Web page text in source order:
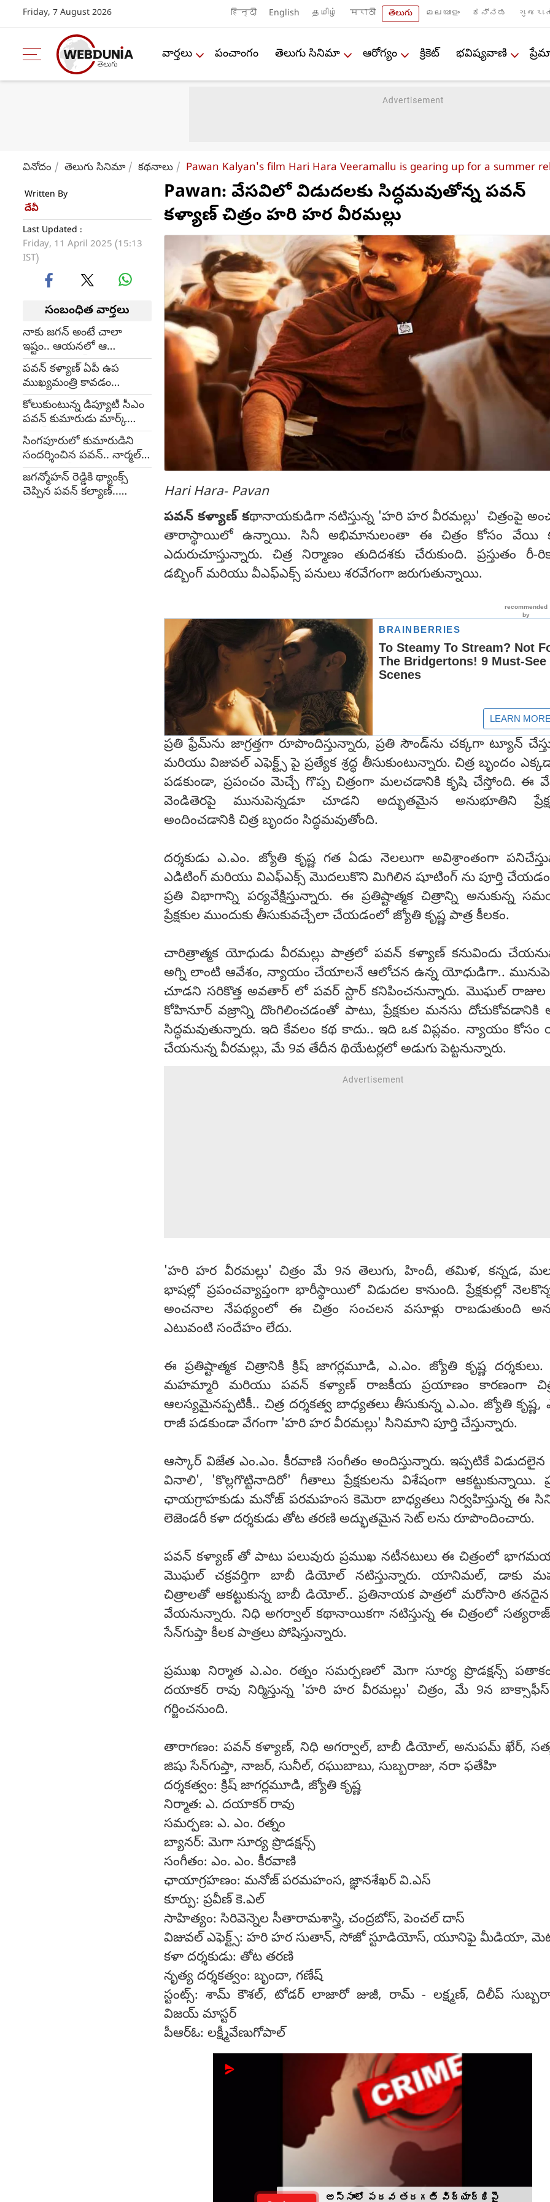
Friday, 7 August 2026 हिन्दी English தமிழ் मराठी తెలుగు മലയാളം ಕನ್ನಡ
వార్తలు పంచాంగం తెలుగు సినిమా ఆరోగ్యం క్రికెట్ భవిష్యవాణి
వినోదం తెలుగు సినిమా కథనాలు Pawan Kalyan's film Hari Hara Veeramallu is gearing up for a summer
Written By
దేవీ
Last Updated :
Friday, 11 April 2025 (15:13
IST)
సంబంధిత వార్తలు
నాకు జగన్ అంటే చాలా
ఇష్టం.. ఆయనలో ఆ
లక్షణాలున్నాయ్: కల్వకుంట్ల
కవిత
పవన్ కళ్యాణ్ ఏపీ ఉప
ముఖ్యమంత్రి కావడం
దురదృష్టకరం: కల్వకుంట్ల
కవిత (video)
కోలుకుంటున్న డిప్యూటీ సీఎం
పవన్ కుమారుడు మార్క్
శంకర్ (photo)
సింగపూరులో కుమారుడిని
సందర్శించిన పవన్.. నార్మల్
వార్డుకు షిఫ్ట్
జగన్మోహన్ రెడ్డికి థ్యాంక్స్
చెప్పిన పవన్ కల్యాణ్..
Pawan: వేసవిలో విడుదలకు సిద్ధమవుతోన్న పవన్
కళ్యాణ్ చిత్రం హరి హర వీరమల్లు
Hari Hara- Pavan
పవన్ కళ్యాణ్ కథానాయకుడిగా నటిస్తున్న 'హరి హర వీరమల్లు' చిత్రంపై
తారాస్థాయిలో ఉన్నాయి. సినీ అభిమానులంతా ఈ చిత్రం కోసం వేయి
ఎదురుచూస్తున్నారు. చిత్ర నిర్మాణం తుదిదశకు చేరుకుంది. ప్రస్తుతం రీ-
డబ్బింగ్ మరియు వీఎఫ్ఎక్స్ పనులు శరవేగంగా జరుగుతున్నాయి.
ప్రతి ఫ్రేమ్‌ను జాగ్రత్తగా రూపొందిస్తున్నారు, ప్రతి సౌండ్‌ను చక్కగా ట్యూన్
మరియు విజువల్ ఎఫెక్ట్స్ పై ప్రత్యేక శ్రద్ధ తీసుకుంటున్నారు. చిత్ర బృందం
పడకుండా, ప్రపంచం మెచ్చే గొప్ప చిత్రంగా మలచడానికి కృషి చేస్తోంది. ఈ
వెండితెరపై మునుపెన్నడూ చూడని అద్భుతమైన అనుభూతిని
అందించడానికి చిత్ర బృందం సిద్ధమవుతోంది.
దర్శకుడు ఎ.ఎం. జ్యోతి కృష్ణ గత ఏడు నెలలుగా అవిశ్రాంతంగా
ఎడిటింగ్ మరియు విఎఫ్ఎక్స్ మొదలుకొని మిగిలిన షూటింగ్ ను పూర్తి చేయడం
ప్రతి విభాగాన్ని పర్యవేక్షిస్తున్నారు. ఈ ప్రతిష్టాత్మక చిత్రాన్ని అనుకున్న
ప్రేక్షకుల ముందుకు తీసుకువచ్చేలా చేయడంలో జ్యోతి కృష్ణ పాత్ర కీలకం.
చారిత్రాత్మక యోధుడు వీరమల్లు పాత్రలో పవన్ కళ్యాణ్ కనువిందు
అగ్ని లాంటి ఆవేశం, న్యాయం చేయాలనే ఆలోచన ఉన్న యోధుడిగా..
చూడని సరికొత్త అవతార్ లో పవర్ స్టార్ కనిపించనున్నారు. మొఘల్ రాజుల
కోహినూర్ వజ్రాన్ని దొంగిలించడంతో పాటు, ప్రేక్షకుల మనసు
సిద్ధమవుతున్నారు. ఇది కేవలం కథ కాదు.. ఇది ఒక విప్లవం. న్యాయం కోసం
చేయనున్న వీరమల్లు, మే 9వ తేదీన థియేటర్లలో అడుగు పెట్టనున్నారు.
'హరి హర వీరమల్లు' చిత్రం మే 9న తెలుగు, హిందీ, తమిళ, కన్నడ,
భాషల్లో ప్రపంచవ్యాప్తంగా భారీస్థాయిలో విడుదల కానుంది. ప్రేక్షకుల్లో
అంచనాల నేపథ్యంలో ఈ చిత్రం సంచలన వసూళ్లు రాబడుతుంది
ఎటువంటి సందేహం లేదు.
ఈ ప్రతిష్టాత్మక చిత్రానికి క్రిష్ జాగర్లమూడి, ఎ.ఎం. జ్యోతి కృష్ణ
మహమ్మారి మరియు పవన్ కళ్యాణ్ రాజకీయ ప్రయాణం కారణంగా
ఆలస్యమైనప్పటికీ.. చిత్ర దర్శకత్వ బాధ్యతలు తీసుకున్న ఎ.ఎం. జ్యోతి కృష్ణ,
రాజీ పడకుండా వేగంగా 'హరి హర వీరమల్లు' సినిమాని పూర్తి చేస్తున్నారు.
ఆస్కార్ విజేత ఎం.ఎం. కీరవాణి సంగీతం అందిస్తున్నారు. ఇప్పటికే
వినాలి', 'కొల్లగొట్టినాదిరో' గీతాలు ప్రేక్షకులను విశేషంగా ఆకట్టుకున్నాయి.
ఛాయగ్రాహకుడు మనోజ్ పరమహంస కెమెరా బాధ్యతలు నిర్వహిస్తున్న ఈ
లెజెండరీ కళా దర్శకుడు తోట తరణి అద్భుతమైన సెట్ లను రూపొందించారు.
పవన్ కళ్యాణ్ తో పాటు పలువురు ప్రముఖ నటీనటులు ఈ చిత్రంలో
మొఘల్ చక్రవర్తిగా బాబీ డియోల్ నటిస్తున్నారు. యానిమల్, డాకు
చిత్రాలతో ఆకట్టుకున్న బాబీ డియోల్.. ప్రతినాయక పాత్రలో మరోసారి తనదైన
వేయనున్నారు. నిధి అగర్వాల్ కథానాయికగా నటిస్తున్న ఈ చిత్రంలో
సేన్‌గుప్తా కీలక పాత్రలు పోషిస్తున్నారు.
ప్రముఖ నిర్మాత ఎ.ఎం. రత్నం సమర్పణలో మెగా సూర్య ప్రొడక్షన్స్
దయాకర్ రావు నిర్మిస్తున్న 'హరి హర వీరమల్లు' చిత్రం, మే 9న బాక్సాఫీస్
గర్జించనుంది.
తారాగణం: పవన్ కళ్యాణ్, నిధి అగర్వాల్, బాబీ డియోల్, అనుపమ్ ఖేర్,
జిషు సేన్‌గుప్తా, నాజర్, సునీల్, రఘుబాబు, సుబ్బరాజు, నరా ఫతేహి
దర్శకత్వం: క్రిష్ జాగర్లమూడి, జ్యోతి కృష్ణ
నిర్మాత: ఎ. దయాకర్ రావు
సమర్పణ: ఎ. ఎం. రత్నం
బ్యానర్: మెగా సూర్య ప్రొడక్షన్స్
సంగీతం: ఎం. ఎం. కీరవాణి
ఛాయాగ్రహణం: మనోజ్ పరమహంస, జ్ఞానశేఖర్ వి.ఎస్
కూర్పు: ప్రవీణ్ కె.ఎల్
సాహిత్యం: సిరివెన్నెల సీతారామశాస్త్రి, చంద్రబోస్, పెంచల్ దాస్
విజువల్ ఎఫెక్ట్స్: హరి హర సుతాన్, సోజో స్టూడియోస్, యూనిఫై మీడియా,
కళా దర్శకుడు: తోట తరణి
నృత్య దర్శకత్వం: బృందా, గణేష్
స్టంట్స్: శామ్ కౌశల్, టోడర్ లాజారో జుజీ, రామ్ - లక్ష్మణ్, దిలీప్
విజయ్ మాస్టర్
పీఆర్ఓ: లక్ష్మీవేణుగోపాల్
అస్సాంలో పదవ తరగతి విద్యార్థిపై